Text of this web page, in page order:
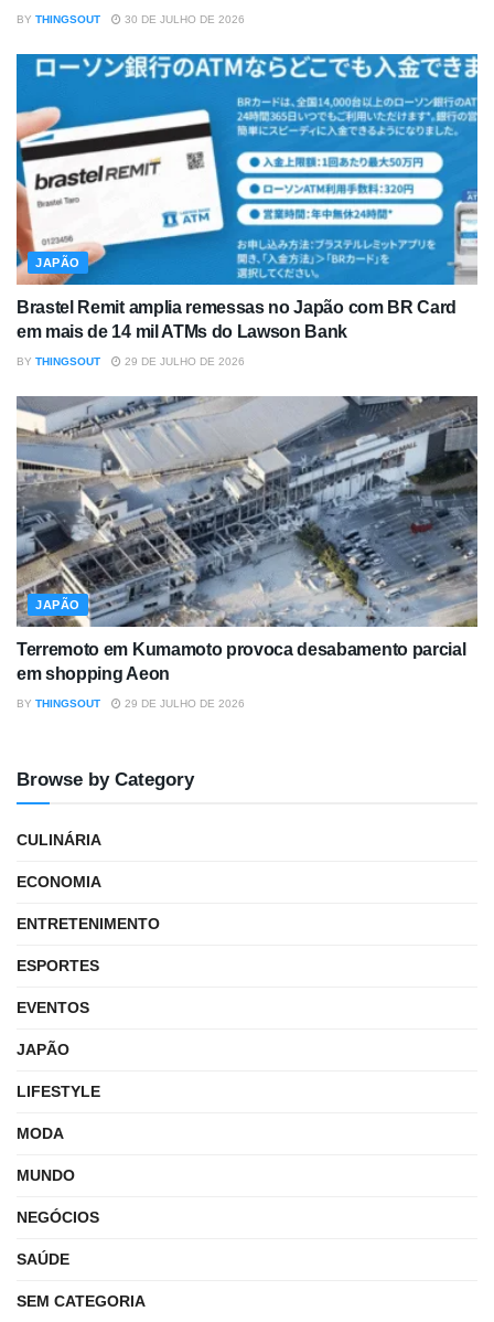
BY THINGSOUT 30 DE JULHO DE 2026
JAPÃO
Brastel Remit amplia remessas no Japão com BR Card
em mais de 14 mil ATMs do Lawson Bank
BY THINGSOUT 29 DE JULHO DE 2026
JAPÃO
Terremoto em Kumamoto provoca desabamento parcial
em shopping Aeon
BY THINGSOUT 29 DE JULHO DE 2026
Browse by Category
CULINÁRIA
ECONOMIA
ENTRETENIMENTO
ESPORTES
EVENTOS
JAPÃO
LIFESTYLE
MODA
MUNDO
NEGÓCIOS
SAÚDE
SEM CATEGORIA